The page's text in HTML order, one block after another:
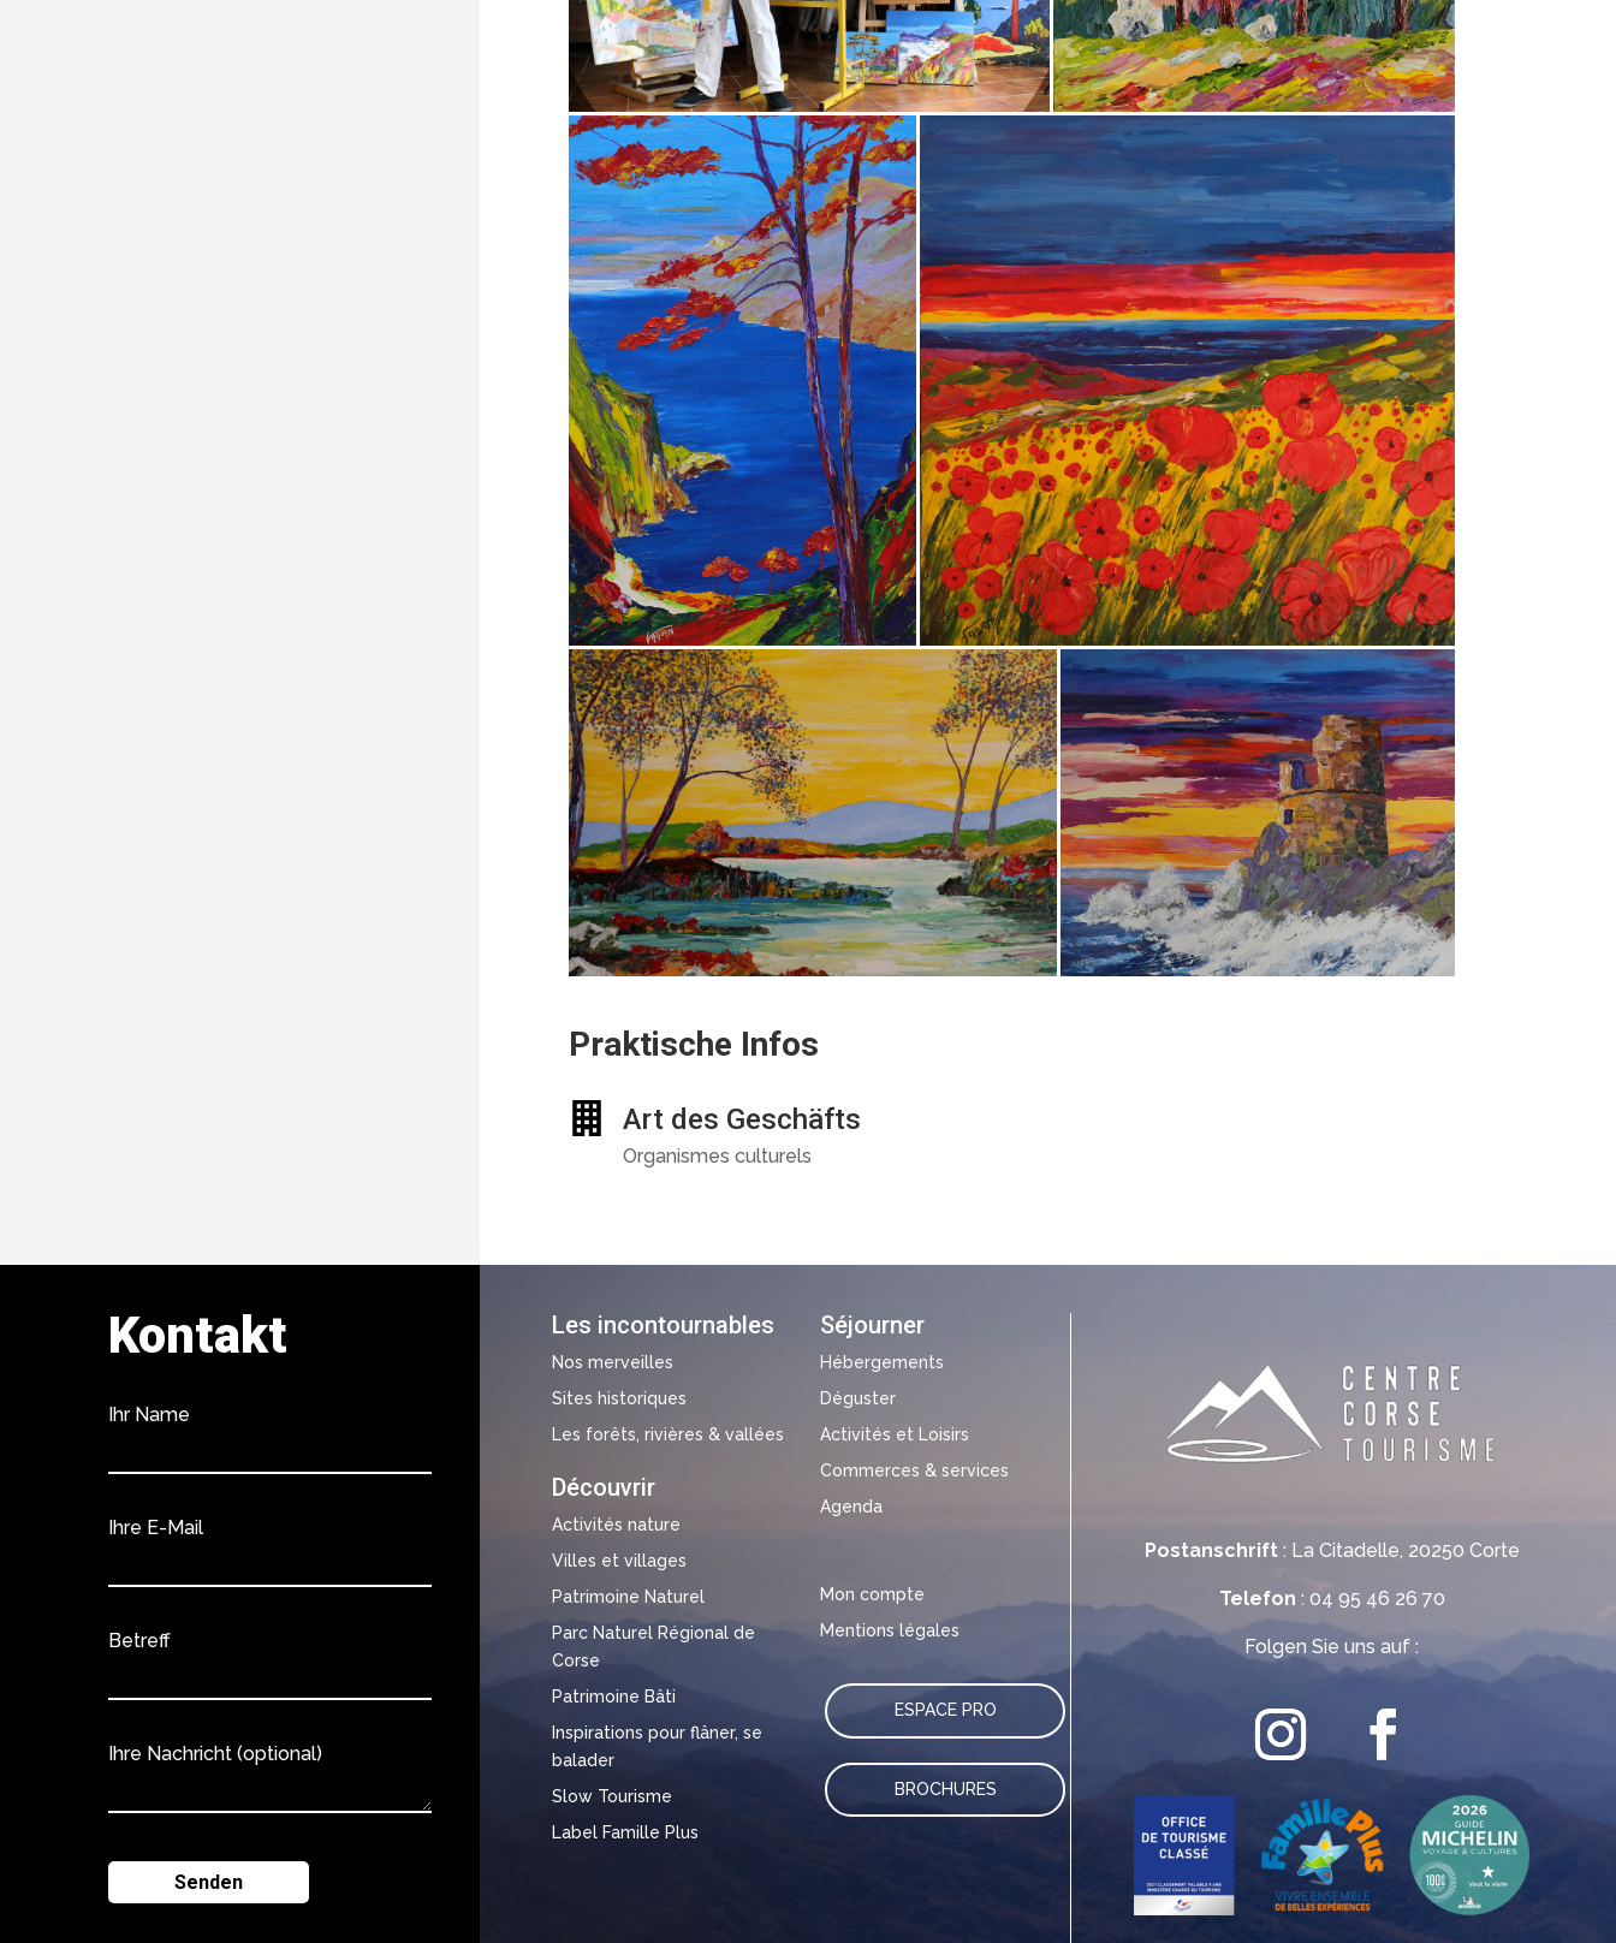
Praktische Infos
Art des Geschäfts
Organismes culturels
Postanschrift: La Citadelle, 20250 Corte
Telefon : 04 95 46 26 70
Folgen Sie uns auf :
Les incontournables
Nos merveilles
Sites historiques
Les forêts, rivières & vallées
Découvrir
Activités nature
Villes et villages
Patrimoine Naturel
Parc Naturel Régional de
Corse
Patrimoine Bâti
Inspirations pour flâner, se
balader
Slow Tourisme
Label Famille Plus
Séjourner
Hébergements
Déguster
Activités et Loisirs
Commerces & services
Agenda
Mon compte
Mentions légales
ESPACE PRO
BROCHURES
Kontakt
Ihr Name
Ihre E-Mail
Betreff
Ihre Nachricht (optional)